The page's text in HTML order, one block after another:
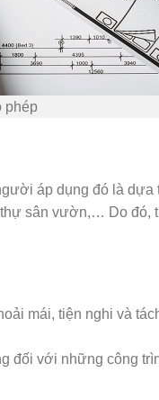
phép
áp dụng đó là
sân vườn,… Do đó,
mái, tiện nghi và
đối với những công